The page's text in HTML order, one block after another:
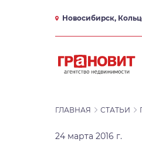
Новосибирск,
ГЛАВНАЯ СТАТЬИ
24 марта 2016 г.